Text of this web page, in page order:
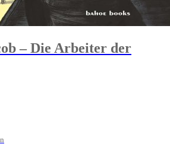
– Die Arbeiter der